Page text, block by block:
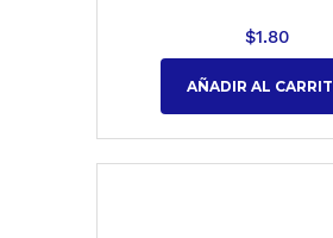
$1.80
AÑADIR AL